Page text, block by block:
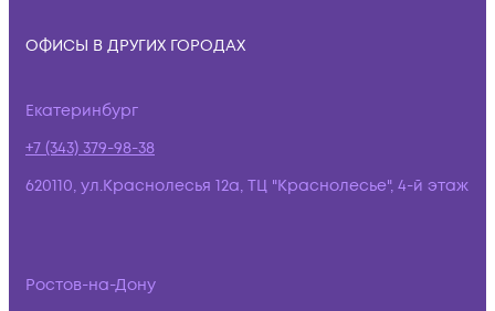
ОФИСЫ В ДРУГИХ ГОРОДАХ
Екатеринбург
+7 (343) 379-98-38
620110, ул.Краснолесья 12а, ТЦ "Краснолесье", 4-й этаж
Ростов-на-Дону